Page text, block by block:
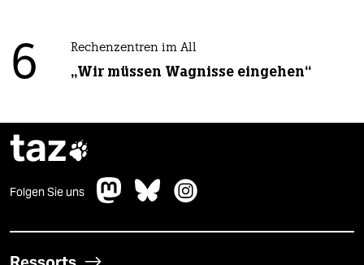
6 Rechenzentren im All
„Wir müssen Wagnisse eingehen“
taz
Folgen Sie uns